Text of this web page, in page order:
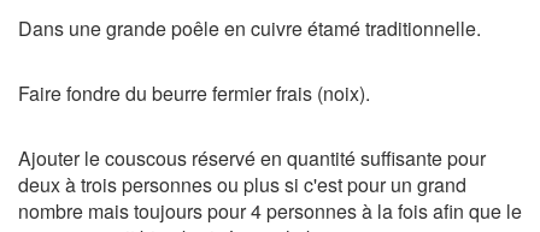
Dans une grande poêle en cuivre étamé traditionnelle.
Faire fondre du beurre fermier frais (noix).
Ajouter le couscous réservé en quantité suffisante pour
deux à trois personnes ou plus si c'est pour un grand
nombre mais toujours pour 4 personnes à la fois afin que le